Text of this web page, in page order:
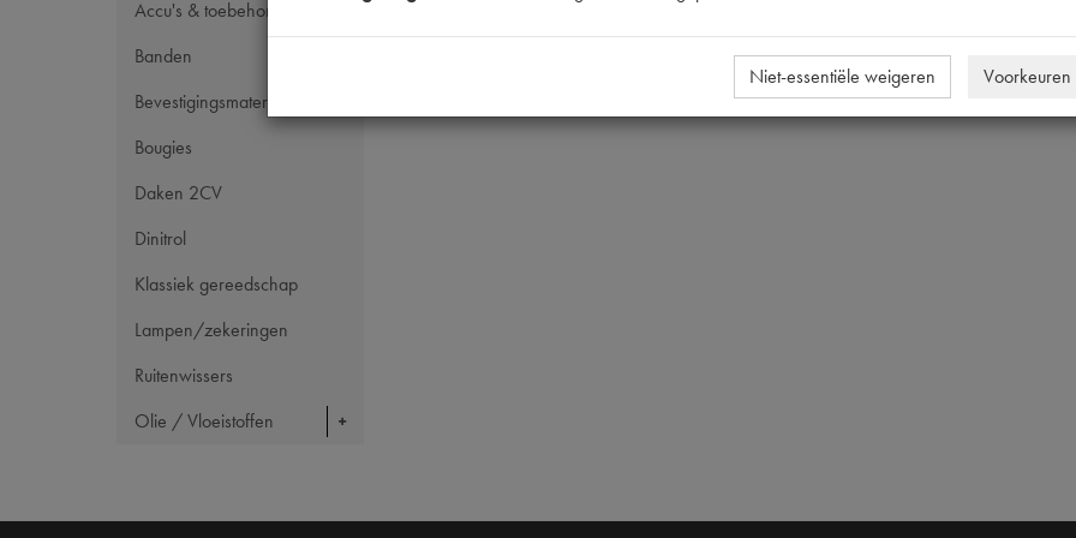
Accu's & toebehoren
Banden
Bevestigingsmateriaal
Bougies
Daken 2CV
Dinitrol
Klassiek gereedschap
Lampen/zekeringen
Ruitenwissers
Olie / Vloeistoffen
Niet-essentiële weigeren